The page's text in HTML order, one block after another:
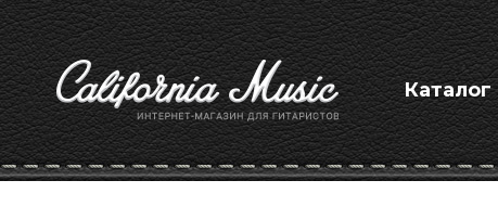
Каталог